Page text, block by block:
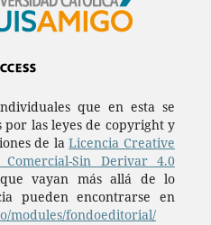
que en esta se
las leyes de copyright y
de laLicencia Creative
Comercial-Sin Derivar 4.0
que vayan más allá de lo
pueden encontrarse en
modules/fondoeditorial/